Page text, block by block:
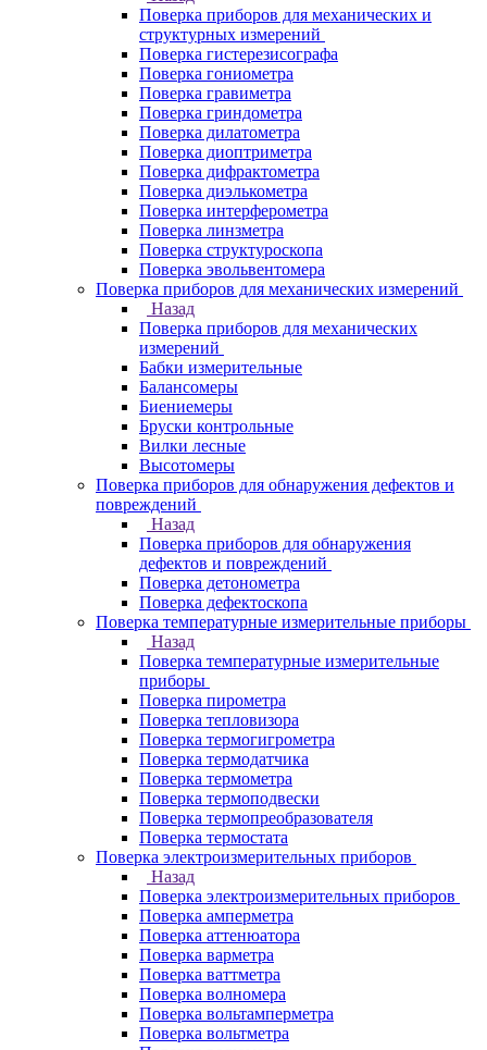
Поверка приборов для механических и
структурных измерений
Поверка гистерезисографа
Поверка гониометра
Поверка гравиметра
Поверка гриндометра
Поверка дилатометра
Поверка диоптриметра
Поверка дифрактометра
Поверка диэлькометра
Поверка интерферометра
Поверка линзметра
Поверка структуроскопа
Поверка эвольвентомера
Поверка приборов для механических измерений
Назад
Поверка приборов для механических
измерений
Бабки измерительные
Балансомеры
Биениемеры
Бруски контрольные
Вилки лесные
Высотомеры
Поверка приборов для обнаружения дефектов и
повреждений
Назад
Поверка приборов для обнаружения
дефектов и повреждений
Поверка детонометра
Поверка дефектоскопа
Поверка температурные измерительные приборы
Назад
Поверка температурные измерительные
приборы
Поверка пирометра
Поверка тепловизора
Поверка термогигрометра
Поверка термодатчика
Поверка термометра
Поверка термоподвески
Поверка термопреобразователя
Поверка термостата
Поверка электроизмерительных приборов
Назад
Поверка электроизмерительных приборов
Поверка амперметра
Поверка аттенюатора
Поверка варметра
Поверка ваттметра
Поверка волномера
Поверка вольтамперметра
Поверка вольтметра